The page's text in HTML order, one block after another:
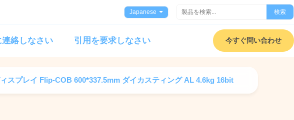
Japanese 検索
連絡しなさい 引用を要求しなさい 今すぐ問い合わせ
スプレイ Flip-COB 600*337.5mm ダイカスティング AL 4.6kg 16bit